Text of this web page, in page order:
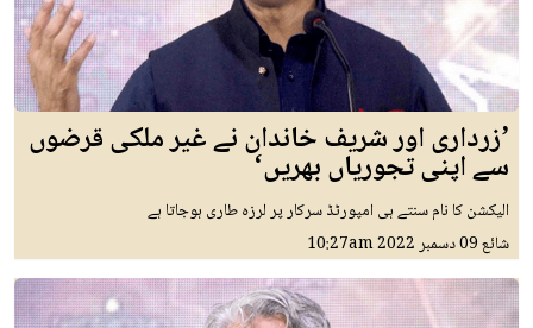
’زرداری اور شریف خاندان نے غیر ملکی قرضوں
سے اپنی تجوریاں بھریں‘
الیکشن کا نام سنتے ہی امپورٹڈ سرکار پر لرزہ طاری ہوجاتا ہے
شائع09 دسمبر 2022 10:27am